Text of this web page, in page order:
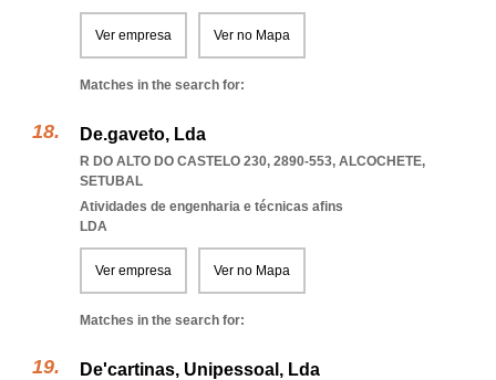
Ver empresa Ver no Mapa
Matches in the search for:
De.gaveto, Lda
R DO ALTO DO CASTELO 230, 2890-553, ALCOCHETE,
SETUBAL
Atividades de engenharia e técnicas afins
LDA
Ver empresa Ver no Mapa
Matches in the search for:
De'cartinas, Unipessoal, Lda